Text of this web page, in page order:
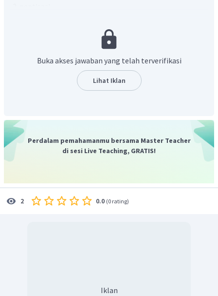
Teknik busur Bredig adalah proses pembuatan koloid
logam dari padatan logam dengan cara menghantarkan
listrik pada dua batang logam yang berdekatan di dalam
medium pendispersinya, yaitu air.
Jadi, jawaban yang benar adalah A.
Buka akses jawaban yang telah terverifikasi
Lihat Iklan
Perdalam pemahamanmu bersama Master Teacher
di sesi Live Teaching, GRATIS!
2 0.0 (0 rating)
Iklan